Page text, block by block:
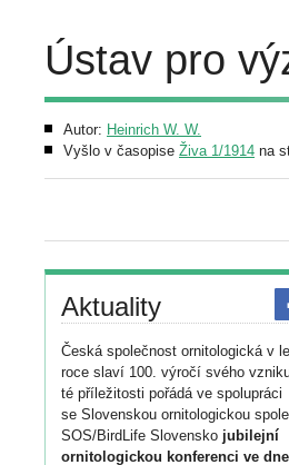
Ústav pro
Autor: Heinrich W. W.
Vyšlo v časopise Živa 1/1914 na
Aktuality
Česká společnost ornitologická v
roce slaví 100. výročí svého
té příležitosti pořádá ve spolupráci
se Slovenskou ornitologickou
SOS/BirdLife Slovensko jubilejní
ornitologickou konferenci ve